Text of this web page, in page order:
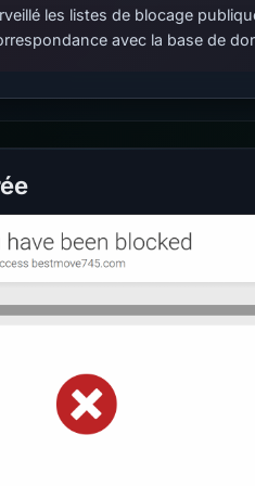
les listes de blocage
avec la base de